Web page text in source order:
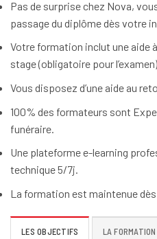
Pas de surprise chez Nova,
passage du diplôme dès votre
Votre formation inclut une aide
stage (obligatoire pour l’examen)
Vous disposez d’une aide au
100% des formateurs sont
funéraire.
Une plateforme e-learning
technique 5/7j.
La formation est maintenue
LES OBJECTIFS LA FORMATION